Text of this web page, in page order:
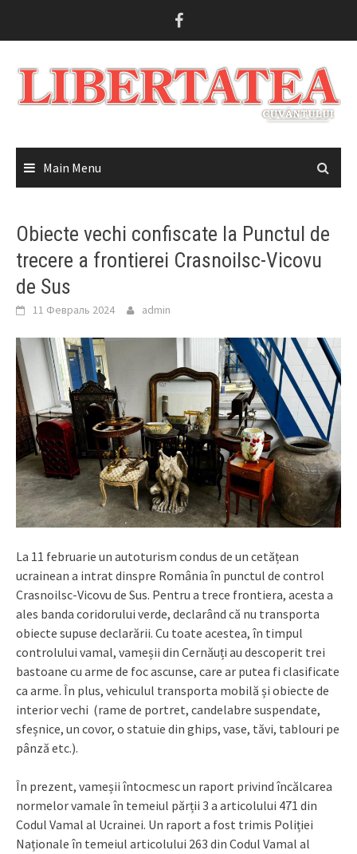
Main Menu
Obiecte vechi confiscate la Punctul de
trecere a frontierei Crasnoilsc-Vicovu
de Sus
11 Февраль 2024 admin
La 11 februarie un autoturism condus de un cetățean
ucrainean a intrat dinspre România în punctul de control
Crasnoilsc-Vicovu de Sus. Pentru a trece frontiera, acesta a
ales banda coridorului verde, declarând că nu transporta
obiecte supuse declarării. Cu toate acestea, în timpul
controlului vamal, vameșii din Cernăuți au descoperit trei
bastoane cu arme de foc ascunse, care ar putea fi clasificate
ca arme. În plus, vehiculul transporta mobilă și obiecte de
interior vechi (rame de portret, candelabre suspendate,
sfeșnice, un covor, o statuie din ghips, vase, tăvi, tablouri pe
pânză etc.).
În prezent, vameșii întocmesc un raport privind încălcarea
normelor vamale în temeiul părții 3 a articolului 471 din
Codul Vamal al Ucrainei. Un raport a fost trimis Poliției
Naționale în temeiul articolului 263 din Codul Vamal al